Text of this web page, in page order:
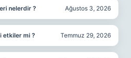
nelerdir ? Ağustos 3, 2026
etkiler mi ? Temmuz 29, 2026